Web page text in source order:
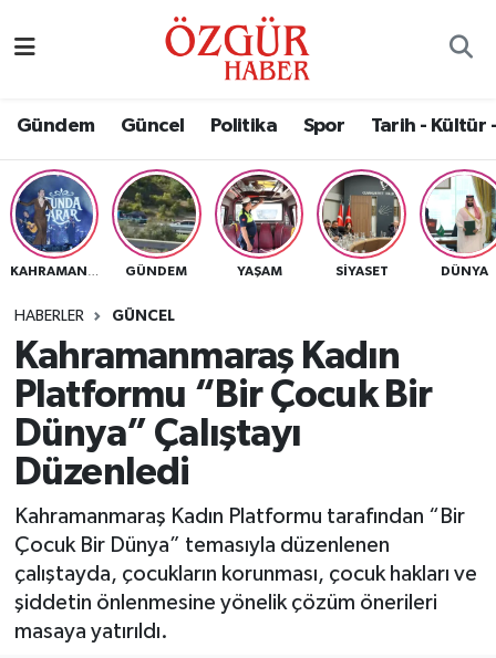
Gündem Güncel Politika Spor Tarih - Kültür
GÜNDEM YAŞAM SIYASET DÜNYA
HABERLER GÜNCEL
Kahramanmaraş Kadın
Platformu “Bir Çocuk Bir
Dünya” Çalıştayı
Düzenledi
Kahramanmaraş Kadın Platformu tarafından “Bir
Çocuk Bir Dünya” temasıyla düzenlenen
çalıştayda, çocukların korunması, çocuk hakları ve
şiddetin önlenmesine yönelik çözüm önerileri
masaya yatırıldı.
Eğitim
Ekonomi
Güncel
Gündem
Magazin
Politika
Sağlık
Spor
Tarih - Kültür - Sanat - Turizm
Nöbetçi Eczaneler
Namaz Vakitleri
Trafik Durumu
Süper Lig Puan Durumu ve Fikstür
Tüm Manşetler
Son Dakika Haberleri
Haber Arşivi